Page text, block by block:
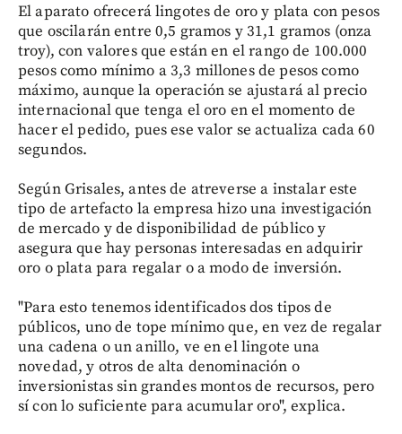
El aparato ofrecerá lingotes de oro y plata con pesos
que oscilarán entre 0,5 gramos y 31,1 gramos (onza
troy), con valores que están en el rango de 100.000
pesos como mínimo a 3,3 millones de pesos como
máximo, aunque la operación se ajustará al precio
internacional que tenga el oro en el momento de
hacer el pedido, pues ese valor se actualiza cada 60
segundos.
Según Grisales, antes de atreverse a instalar este
tipo de artefacto la empresa hizo una investigación
de mercado y de disponibilidad de público y
asegura que hay personas interesadas en adquirir
oro o plata para regalar o a modo de inversión.
"Para esto tenemos identificados dos tipos de
públicos, uno de tope mínimo que, en vez de regalar
una cadena o un anillo, ve en el lingote una
novedad, y otros de alta denominación o
inversionistas sin grandes montos de recursos, pero
sí con lo suficiente para acumular oro", explica.